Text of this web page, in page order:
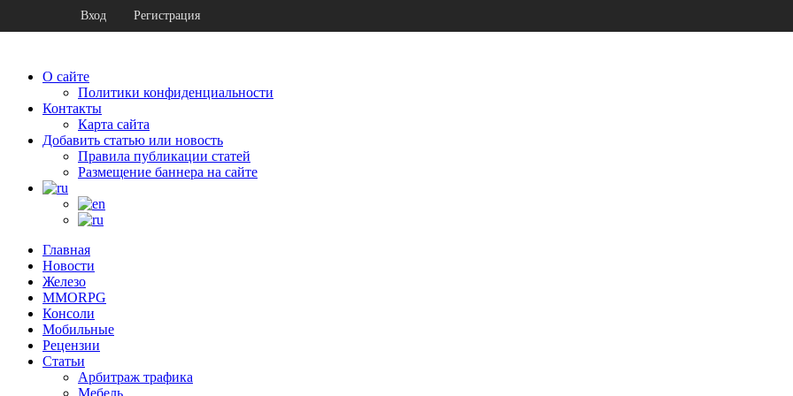
О сайте
Политики конфиденциальности
Контакты
Карта сайта
Добавить статью или новость
Правила публикации статей
Размещение баннера на сайте
Главная
Новости
Железо
MMORPG
Консоли
Мобильные
Рецензии
Статьи
Арбитраж трафика
Мебель
Вход Регистрация